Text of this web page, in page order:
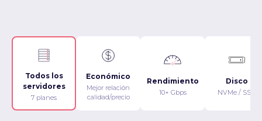
Todos los
servidores
7 planes
Económico
Mejor relación
calidad/precio
Rendimiento
10+ Gbps
Disco
NVMe / SSD